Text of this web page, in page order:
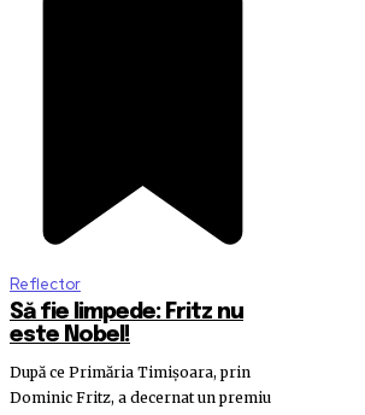
Reflector
Să fie limpede: Fritz nu
este Nobel!
După ce Primăria Timișoara, prin
Dominic Fritz, a decernat un premiu